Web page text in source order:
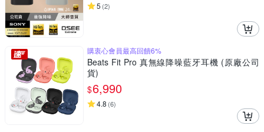
5 (2)
購衷心會員最高回饋6%
Beats Fit Pro 真無線降噪藍牙耳機 (原廠公司
貨)
$6,990
4.8 (6)